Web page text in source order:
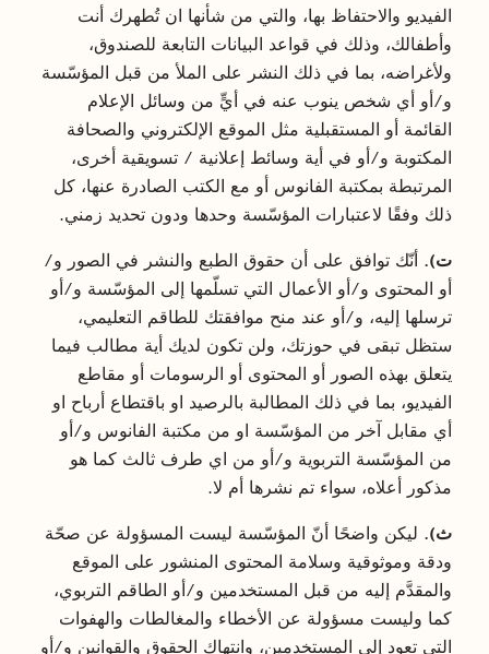
الفيديو والاحتفاظ بها، والتي من شأنها ان تُطهرك أنت
وأطفالك، وذلك في قواعد البيانات التابعة للصندوق،
ولأغراضه، بما في ذلك النشر على الملأ من قبل المؤسّسة
و/أو أي شخص ينوب عنه في أيٍّ من وسائل الإعلام
القائمة أو المستقبلية مثل الموقع الإلكتروني والصحافة
المكتوبة و/أو في أية وسائط إعلانية / تسويقية أخرى،
المرتبطة بمكتبة الفانوس أو مع الكتب الصادرة عنها، كل
ذلك وفقًا لاعتبارات المؤسّسة وحدها ودون تحديد زمني.
ت). أنّك توافق على أن حقوق الطبع والنشر في الصور و/
أو المحتوى و/أو الأعمال التي تسلّمها إلى المؤسّسة و/أو
ترسلها إليه، و/أو عند منح موافقتك للطاقم التعليمي،
ستظل تبقى في حوزتك، ولن تكون لديك أية مطالب فيما
يتعلق بهذه الصور أو المحتوى أو الرسومات أو مقاطع
الفيديو، بما في ذلك المطالبة بالرصيد او باقتطاع أرباح او
أي مقابل آخر من المؤسّسة او من مكتبة الفانوس و/أو
من المؤسّسة التربوية و/أو من اي طرف ثالث كما هو
مذكور أعلاه، سواء تم نشرها أم لا.
ث). ليكن واضحًا أنّ المؤسّسة ليست المسؤولة عن صحّة
ودقة وموثوقية وسلامة المحتوى المنشور على الموقع
والمقدَّم إليه من قبل المستخدمين و/أو الطاقم التربوي،
كما وليست مسؤولة عن الأخطاء والمغالطات والهفوات
التي تعود إلى المستخدمين، وانتهاك الحقوق والقوانين و/أو